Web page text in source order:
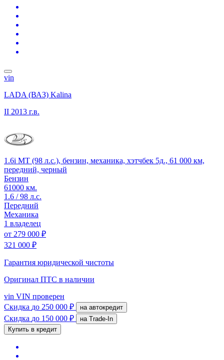
vin
LADA (ВАЗ) Kalina
II 2013 г.в.
1.6i MT (98 л.с.), бензин, механика, хэтчбек 5д., 61 000 км,
передний, черный
Бензин
61000 км.
1.6 / 98 л.с.
Передний
Механика
1 владелец
от 279 000 ₽
321 000 ₽
Гарантия юридической чистоты
Оригинал ПТС в наличии
vin VIN проверен
Скидка до 250 000 ₽ на автокредит
Скидка до 150 000 ₽
на Trade-In
Купить в кредит